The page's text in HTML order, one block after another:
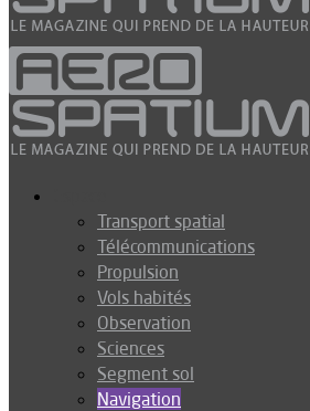
Transport spatial
Télécommunications
Propulsion
Vols habités
Observation
Sciences
Segment sol
Navigation